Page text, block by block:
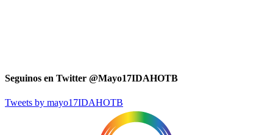
Seguinos en Twitter @Mayo17IDAHOTB
Tweets by mayo17IDAHOTB